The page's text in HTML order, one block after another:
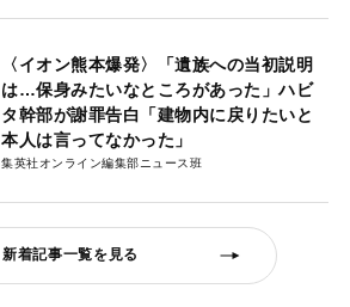
〈イオン熊本爆発〉「遺族への当初説明
は…保身みたいなところがあった」ハビ
タ幹部が謝罪告白「建物内に戻りたいと
本人は言ってなかった」
集英社オンライン編集部ニュース班
新着記事一覧を見る